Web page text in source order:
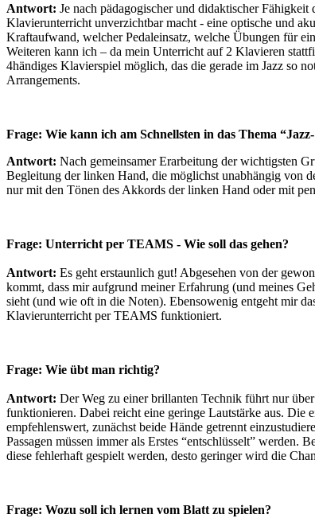
Antwort: Je nach pädagogischer und didaktischer
Klavierunterricht unverzichtbar macht - eine optische und
Kraftaufwand, welcher Pedaleinsatz, welche Übungen für
Weiteren kann ich – da mein Unterricht auf 2 Klavieren
4händiges Klavierspiel möglich, das die gerade im Jazz so
Arrangements.
Frage: Wie kann ich am Schnellsten in das Thema
Antwort: Nach gemeinsamer Erarbeitung der wichtigsten
Begleitung der linken Hand, die möglichst unabhängig von
nur mit den Tönen des Akkords der linken Hand oder mit
Frage: Unterricht per TEAMS - Wie soll das gehen?
Antwort: Es geht erstaunlich gut! Abgesehen von der
kommt, dass mir aufgrund meiner Erfahrung (und meines
sieht (und wie oft in die Noten). Ebensowenig entgeht mir
Klavierunterricht per TEAMS funktioniert.
Frage: Wie übt man richtig?
Antwort: Der Weg zu einer brillanten Technik führt nur
funktionieren. Dabei reicht eine geringe Lautstärke aus. Die
empfehlenswert, zunächst beide Hände getrennt
Passagen müssen immer als Erstes “entschlüsselt”
diese fehlerhaft gespielt werden, desto geringer wird die
Frage: Wozu soll ich lernen vom Blatt zu spielen?